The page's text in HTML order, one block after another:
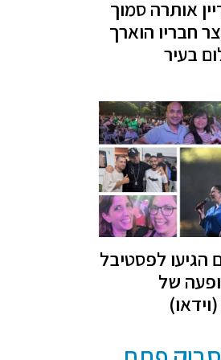
אותרה סמוך
חבריו הוארך
בעיר
הגיעו לפסטיבל
של